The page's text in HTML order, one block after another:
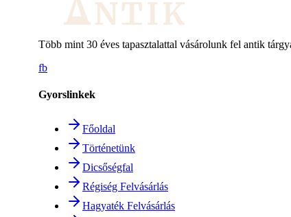
Több mint 30 éves tapasztalattal vásárolunk fel antik
fb
Gyorslinkek
Főoldal
Történetünk
Dicsőségfal
Régiség Felvásárlás
Hagyaték Felvásárlás